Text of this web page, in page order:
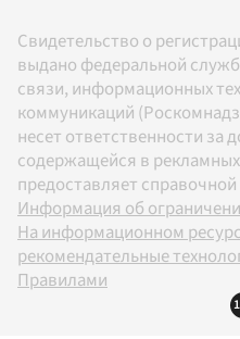
Свидетельство о
выдано федеральной
связи, информационных
коммуникаций
несет ответственности за
содержащейся в
предоставляет
Информация об
На информационном
рекомендательные
Правилами